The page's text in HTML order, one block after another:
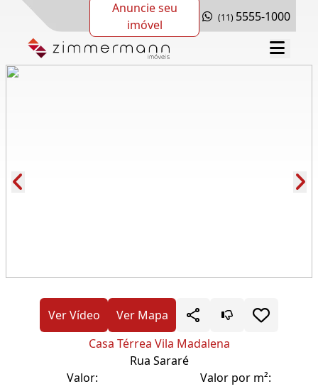
Anuncie seu
imóvel
(11) 5555-1000
Ver Vídeo
Ver Mapa
Casa Térrea Vila Madalena
Rua Sararé
Valor:
Valor por m²: